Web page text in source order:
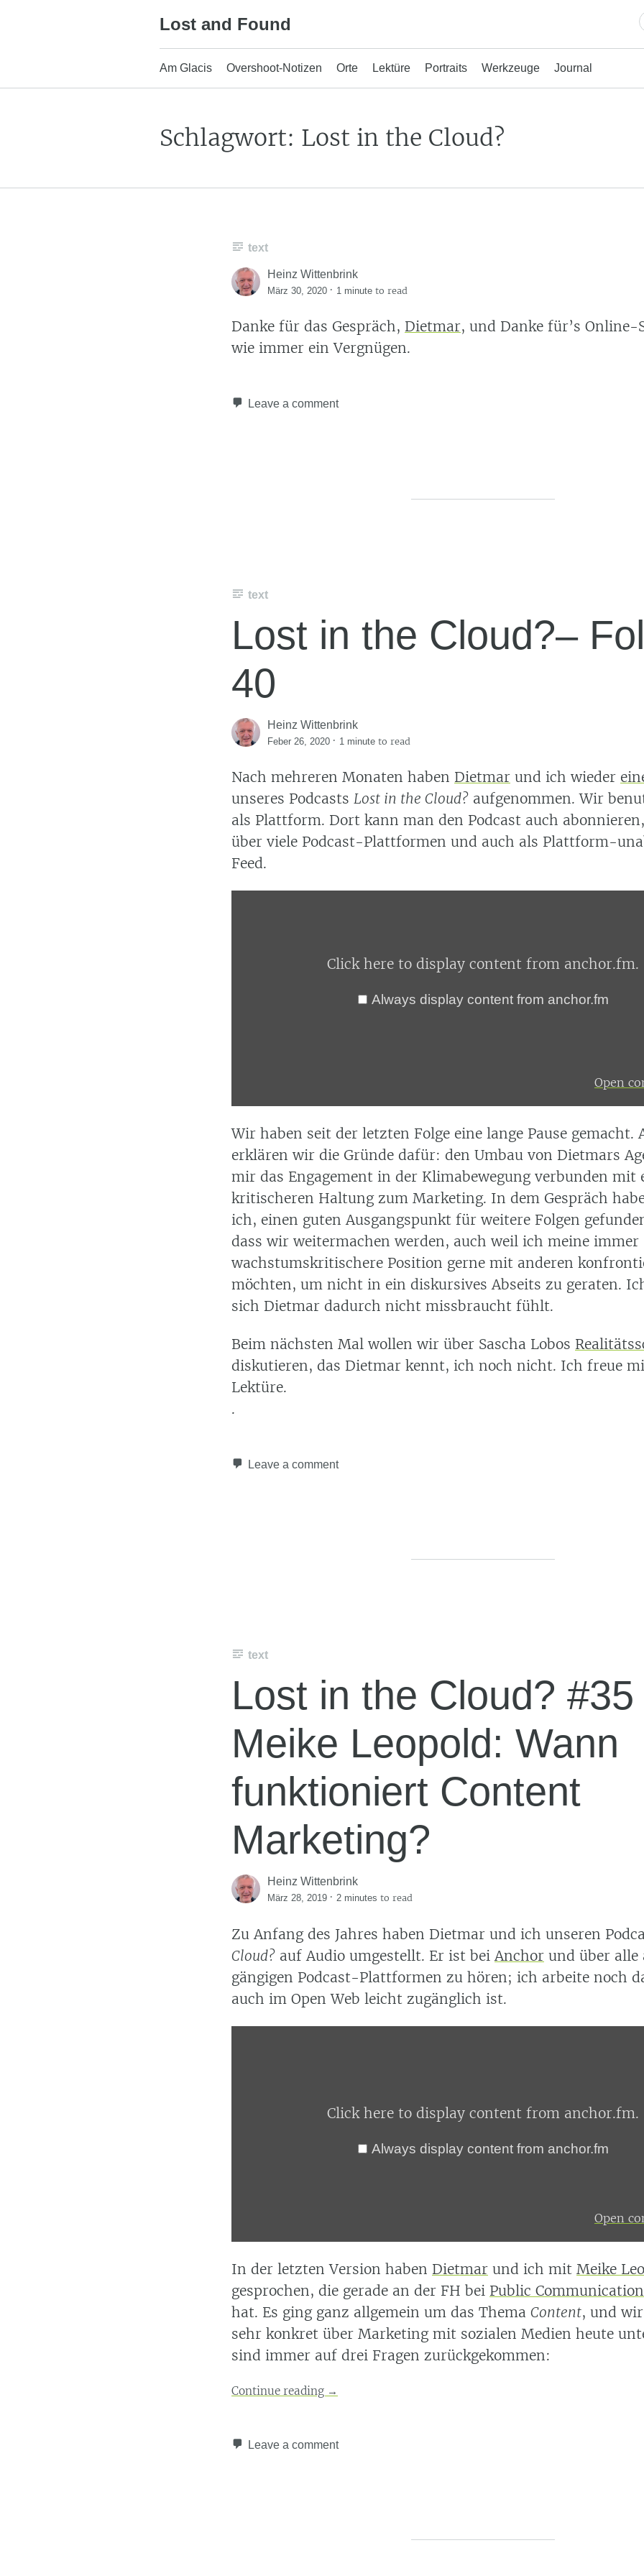
Lost and Found
Am Glacis Overshoot-Notizen Orte Lektüre Portraits Werkzeuge Journal
Schlagwort: Lost in the Cloud?
text
Heinz Wittenbrink
März 30, 2020 · 1 minute to read
Danke für das Gespräch, Dietmar, und Danke für’s Online-
wie immer ein Vergnügen.
Leave a comment
text
Lost in the Cloud?–
40
Heinz Wittenbrink
Feber 26, 2020 · 1 minute to read
Nach mehreren Monaten haben Dietmar und ich wieder
unseres Podcasts Lost in the Cloud? aufgenommen. Wir
als Plattform. Dort kann man den Podcast auch
über viele Podcast-Plattformen und auch als Plattform-
Feed.
Click here to display content from anchor.fm.
Always display content from anchor.fm
Open
Wir haben seit der letzten Folge eine lange Pause gemacht.
erklären wir die Gründe dafür: den Umbau von Dietmars
mir das Engagement in der Klimabewegung verbunden mit
kritischeren Haltung zum Marketing. In dem Gespräch
ich, einen guten Ausgangspunkt für weitere Folgen
dass wir weitermachen werden, auch weil ich meine immer
wachstumskritischere Position gerne mit anderen
möchten, um nicht in ein diskursives Abseits zu geraten.
sich Dietmar dadurch nicht missbraucht fühlt.
Beim nächsten Mal wollen wir über Sascha Lobos
diskutieren, das Dietmar kennt, ich noch nicht. Ich freue
Lektüre.
.
Leave a comment
text
Lost in the Cloud?
Meike Leopold: Wann
funktioniert Content
Marketing?
Heinz Wittenbrink
März 28, 2019 · 2 minutes to read
Zu Anfang des Jahres haben Dietmar und ich unseren
Cloud? auf Audio umgestellt. Er ist bei Anchor und über alle
gängigen Podcast-Plattformen zu hören; ich arbeite noch
auch im Open Web leicht zugänglich ist.
Click here to display content from anchor.fm.
Always display content from anchor.fm
Open
In der letzten Version haben Dietmar und ich mit Meike
gesprochen, die gerade an der FH bei Public Communication
hat. Es ging ganz allgemein um das Thema Content, und
sehr konkret über Marketing mit sozialen Medien heute
sind immer auf drei Fragen zurückgekommen:
Continue reading →
Leave a comment